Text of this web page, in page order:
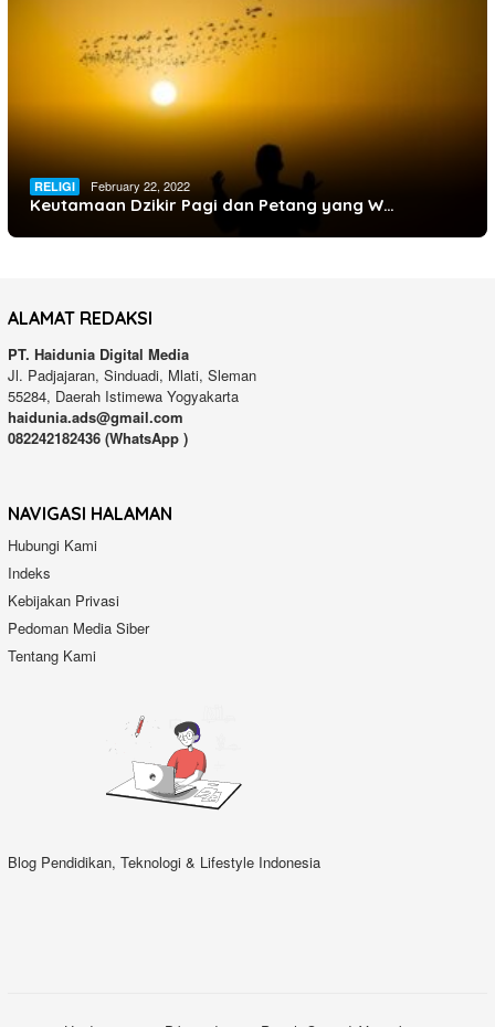
RELIGI February 22, 2022
Keutamaan Dzikir Pagi dan Petang yang W…
ALAMAT REDAKSI
PT. Haidunia Digital Media
Jl. Padjajaran, Sinduadi, Mlati, Sleman
55284, Daerah Istimewa Yogyakarta
haidunia.ads@gmail.com
082242182436 (WhatsApp )
NAVIGASI HALAMAN
Hubungi Kami
Indeks
Kebijakan Privasi
Pedoman Media Siber
Tentang Kami
Blog Pendidikan, Teknologi & Lifestyle Indonesia